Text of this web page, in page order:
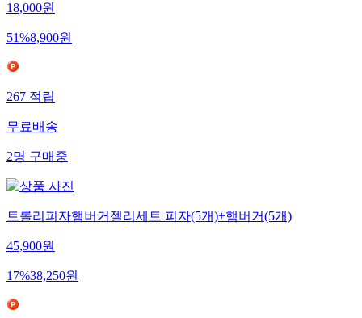
18,000원
51%8,900원
267 적립
무료배송
2명 구매중
트롤리피자햄버거젤리세트 피자(5개)+햄버거(5개)
45,900원
17%38,250원